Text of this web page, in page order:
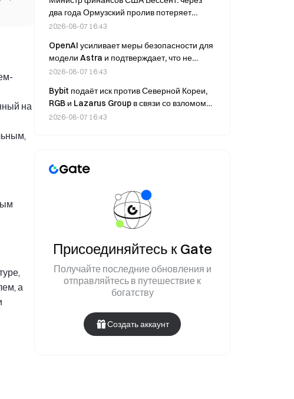
на
а
два года Ормузский пролив потеряет
значимость, 50–70% энергоресурсов будет
2026-08-07 16:43
OpenAI усиливает меры безопасности для
модели Astra и подтверждает, что не
причастна к атаке на Hugging Face.
2026-08-07 16:43
Bybit подаёт иск против Северной Кореи,
RGB и Lazarus Group в связи со взломом
на сумму более 1,5 млрд долларов; суд
2026-08-07 16:43
Присоединяйтесь к Gate
Получайте последние обновления и
отправляйтесь в путешествие к
богатству
Создать аккаунт